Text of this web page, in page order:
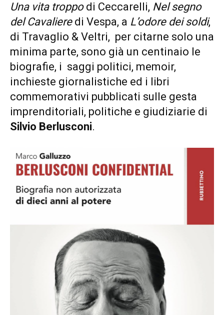
Una vita troppodi Ceccarelli, Nel segno
del Cavaliere di Vespa, a L’odore dei soldi,
di Travaglio & Veltri, per citarne solo una
minima parte, sono già un centinaio le
biografie, i saggi politici, memoir,
inchieste giornalistiche ed i libri
commemorativi pubblicati sulle gesta
imprenditoriali, politiche e giudiziarie di
Silvio Berlusconi.